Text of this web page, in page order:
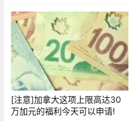
[注意]加拿大这项上限高达30
万加元的福利今天可以申请!